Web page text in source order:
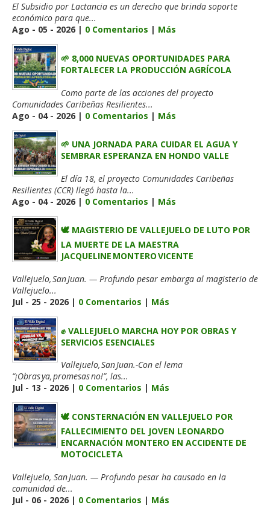
El Subsidio por Lactancia es un derecho que brinda soporte
económico para que...
Ago - 05 - 2026 | 0 Comentarios | Más
🌱 8,000 NUEVAS OPORTUNIDADES PARA
FORTALECER LA PRODUCCIÓN AGRÍCOLA
Como parte de las acciones del proyecto
Comunidades Caribeñas Resilientes...
Ago - 04 - 2026 | 0 Comentarios | Más
🌱 UNA JORNADA PARA CUIDAR EL AGUA Y
SEMBRAR ESPERANZA EN HONDO VALLE
El día 18, el proyecto Comunidades Caribeñas
Resilientes (CCR) llegó hasta la...
Ago - 04 - 2026 | 0 Comentarios | Más
🕊️ MAGISTERIO DE VALLEJUELO DE LUTO POR
LA MUERTE DE LA MAESTRA
JACQUELINE MONTERO VICENTE
Vallejuelo, San Juan. — Profundo pesar embarga al magisterio de
Vallejuelo...
Jul - 25 - 2026 | 0 Comentarios | Más
✊ VALLEJUELO MARCHA HOY POR OBRAS Y
SERVICIOS ESENCIALES
Vallejuelo, San Juan.-Con el lema
“¡Obras ya, promesas no!”, las...
Jul - 13 - 2026 | 0 Comentarios | Más
🕊️ CONSTERNACIÓN EN VALLEJUELO POR
FALLECIMIENTO DEL JOVEN LEONARDO
ENCARNACIÓN MONTERO EN ACCIDENTE DE
MOTOCICLETA
Vallejuelo, San Juan. — Profundo pesar ha causado en la
comunidad de...
Jul - 06 - 2026 | 0 Comentarios | Más